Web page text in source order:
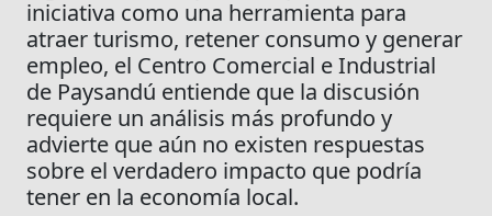
iniciativa como una herramienta para
atraer turismo, retener consumo y generar
empleo, el Centro Comercial e Industrial
de Paysandú entiende que la discusión
requiere un análisis más profundo y
advierte que aún no existen respuestas
sobre el verdadero impacto que podría
tener en la economía local.